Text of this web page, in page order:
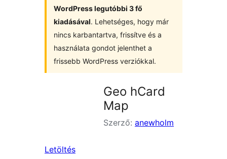
WordPress legutóbbi 3 fő
kiadásával. Lehetséges, hogy már
nincs karbantartva, frissítve és a
használata gondot jelenthet a
frissebb WordPress verziókkal.
Geo hCard
Map
Szerző: anewholm
Letöltés